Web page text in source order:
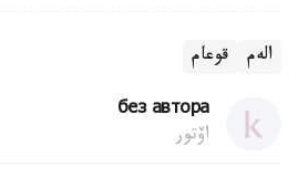
الەم قوعام
без автора
اۆتور